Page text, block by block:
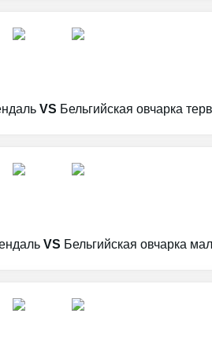
VS Бельгийская овчарка
VS Бельгийская овчарка